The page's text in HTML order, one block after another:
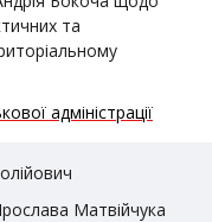
та
адміністрації
Матвійчука